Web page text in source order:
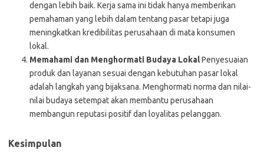
dengan lebih baik. Kerja sama ini tidak hanya memberikan
pemahaman yang lebih dalam tentang pasar tetapi juga
meningkatkan kredibilitas perusahaan di mata konsumen
lokal.
Memahami dan Menghormati Budaya LokalPenyesuaian
produk dan layanan sesuai dengan kebutuhan pasar lokal
adalah langkah yang bijaksana. Menghormati norma dan nilai-
nilai budaya setempat akan membantu perusahaan
membangun reputasi positif dan loyalitas pelanggan.
Kesimpulan